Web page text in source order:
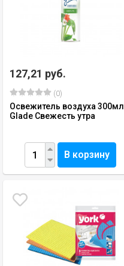
127,21 руб.
(0)
Освежитель воздуха 300мл
Glade Свежесть утра
В корзину